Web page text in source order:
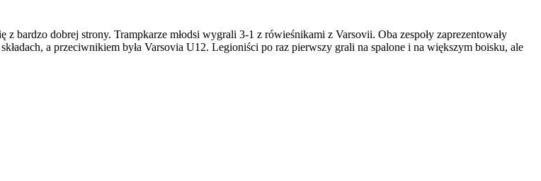
bardzo dobrej strony. Trampkarze młodsi wygrali 3-1 z rówieśnikami z Varsovii. Oba zespoły zaprezentowały
a przeciwnikiem była Varsovia U12. Legioniści po raz pierwszy grali na spalone i na większym boisku, ale